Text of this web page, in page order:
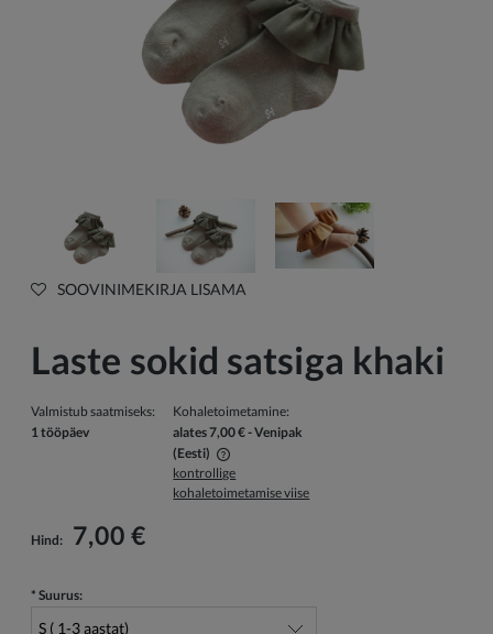
SOOVINIMEKIRJA LISAMA
Laste sokid satsiga khaki
Valmistub saatmiseks:
1 tööpäev
Kohaletoimetamine:
alates 7,00 €- Venipak
(Eesti)
Hind ei sisalda võimalikke maksekulusid
kontrollige
kohaletoimetamise viise
Hind: 7,00 €
* Suurus: